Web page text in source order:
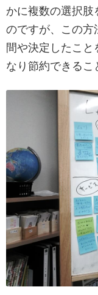
かに複数の選択肢
のですが、この方
間や決定したこ
なり節約できるこ